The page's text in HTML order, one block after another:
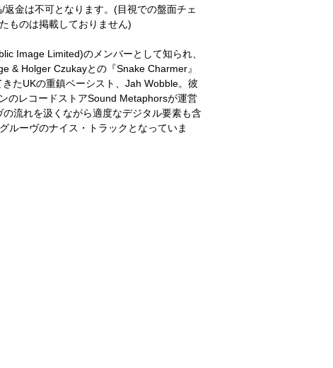
金は不可となります。(目視での盤面チェ
ものは掲載しておりません)
Image Limited)のメンバーとして知られ、
& Holger Czukayとの『Snake Charmer』
たUKの重鎮ベーシスト、Jah Wobble。彼
のレコードストアSound Metaphorsが運営
流れを汲くながら適度なデジタル要素も含
ルーヴのナイス・トラックとなっていま